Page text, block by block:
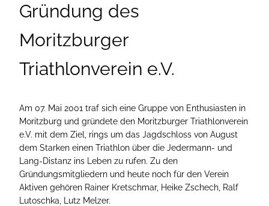
Gründung des
Moritzburger
Triathlonverein e.V.
Am 07. Mai 2001 traf sich eine Gruppe von Enthusiasten in
Moritzburg und gründete den Moritzburger Triathlonverein
e.V. mit dem Ziel, rings um das Jagdschloss von August
dem Starken einen Triathlon über die Jedermann- und
Lang-Distanz ins Leben zu rufen. Zu den
Gründungsmitgliedern und heute noch für den Verein
Aktiven gehören Rainer Kretschmar, Heike Zschech, Ralf
Lutoschka, Lutz Melzer.